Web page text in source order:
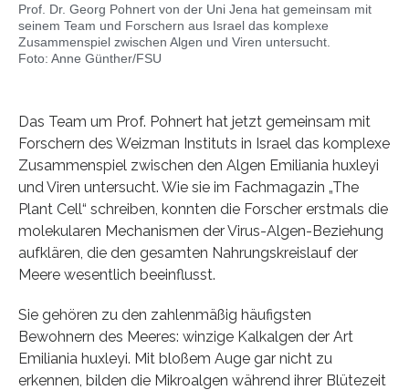
Prof. Dr. Georg Pohnert von der Uni Jena hat gemeinsam mit
seinem Team und Forschern aus Israel das komplexe
Zusammenspiel zwischen Algen und Viren untersucht.
Foto: Anne Günther/FSU
Das Team um Prof. Pohnert hat jetzt gemeinsam mit
Forschern des Weizman Instituts in Israel das komplexe
Zusammenspiel zwischen den Algen Emiliania huxleyi
und Viren untersucht. Wie sie im Fachmagazin „The
Plant Cell“ schreiben, konnten die Forscher erstmals die
molekularen Mechanismen der Virus-Algen-Beziehung
aufklären, die den gesamten Nahrungskreislauf der
Meere wesentlich beeinflusst.
Sie gehören zu den zahlenmäßig häufigsten
Bewohnern des Meeres: winzige Kalkalgen der Art
Emiliania huxleyi. Mit bloßem Auge gar nicht zu
erkennen, bilden die Mikroalgen während ihrer Blütezeit